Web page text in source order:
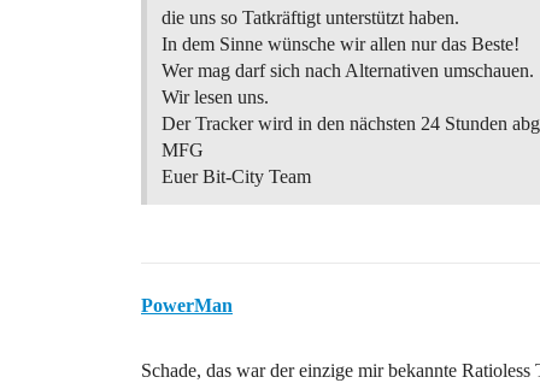
die uns so Tatkräftigt unterstützt haben.
In dem Sinne wünsche wir allen nur das Beste!
Wer mag darf sich nach Alternativen umschauen.
Wir lesen uns.
Der Tracker wird in den nächsten 24 Stunden
MFG
Euer Bit-City Team
PowerMan
Schade, das war der einzige mir bekannte Ratioless